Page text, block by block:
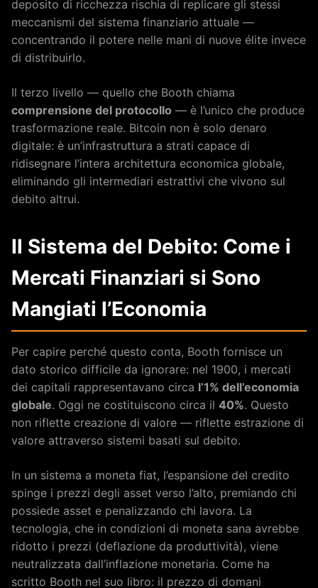
deposito di ricchezza rischia di replicare gli stessi
meccanismi del sistema finanziario attuale —
concentrando il potere nelle mani di nuove élite invece
di distribuirlo.
Il terzo livello — quello che Booth chiama
comprensione del protocollo — è l’unico che produce
trasformazione reale. Bitcoin non è solo denaro
digitale: è un’infrastruttura a strati capace di
ridisegnare l’intera architettura economica globale,
eliminando gli intermediari estrattivi che vivono sul
debito altrui.
Il Sistema del Debito: Come i
Mercati Finanziari si Sono
Mangiati l’Economia
Per capire perché questo conta, Booth fornisce un
dato storico difficile da ignorare: nel 1900, i mercati
dei capitali rappresentavano circa l’1% dell’economia
globale. Oggi ne costituiscono circa il 40%. Questo
non riflette creazione di valore — riflette estrazione di
valore attraverso sistemi basati sul debito.
In un sistema a moneta fiat, l’espansione del credito
spinge i prezzi degli asset verso l’alto, premiando chi
possiede asset e penalizzando chi lavora. La
tecnologia, che in condizioni di moneta sana avrebbe
ridotto i prezzi (deflazione da produttività), viene
neutralizzata dall’inflazione monetaria. Come ha
scritto Booth nel suo libro: il prezzo di domani